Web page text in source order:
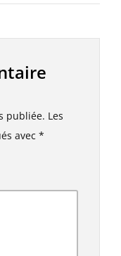
publiée. Les
avec *